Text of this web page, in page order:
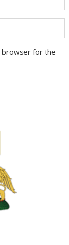
browser for the